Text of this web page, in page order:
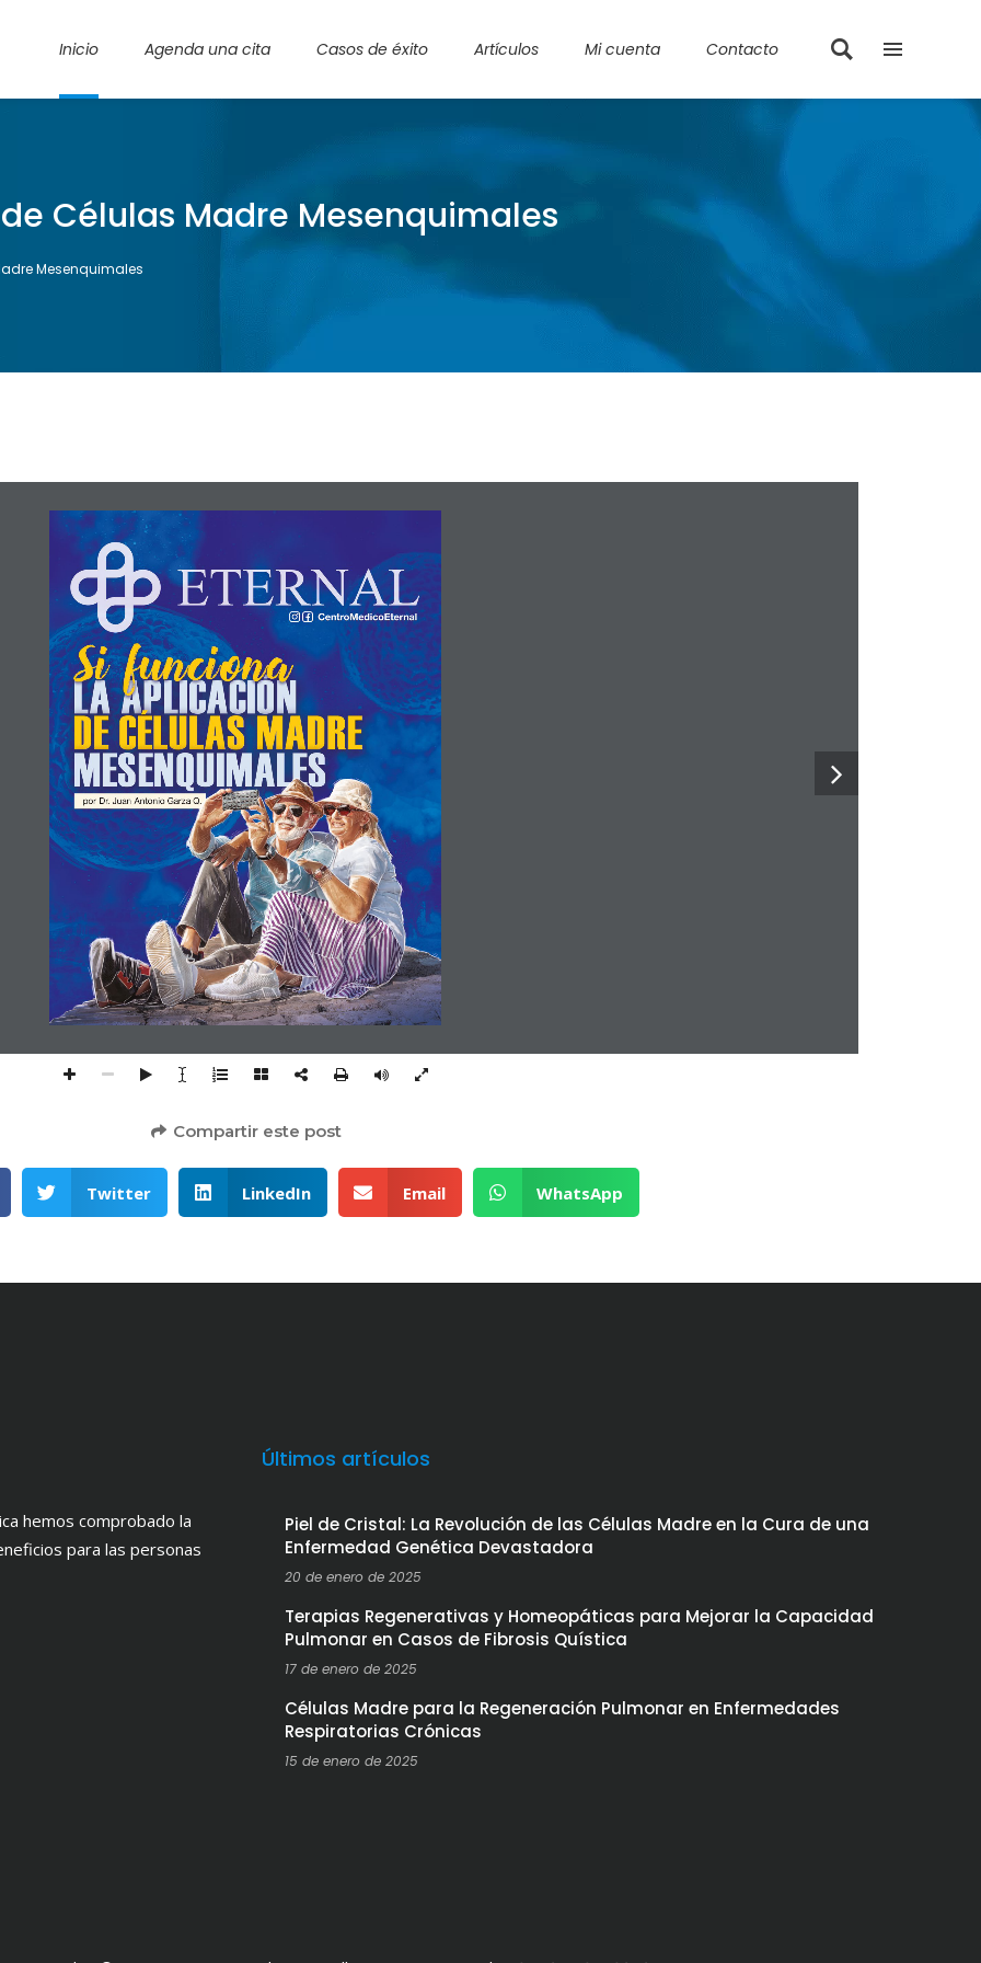
Inicio Agenda una cita Casos de éxito Artículos Mi cuenta Contacto
Células Madre Mesenquimales
Mesenquimales
Compartir este post
Twitter LinkedIn Email WhatsApp
hemos comprobado la
para las personas
Últimos artículos
Piel de Cristal: La Revolución de las Células Madre en la Cura de una
Enfermedad Genética Devastadora
20 de enero de 2025
Terapias Regenerativas y Homeopáticas para Mejorar la Capacidad
Pulmonar en Casos de Fibrosis Quística
17 de enero de 2025
Células Madre para la Regeneración Pulmonar en Enfermedades
Respiratorias Crónicas
15 de enero de 2025